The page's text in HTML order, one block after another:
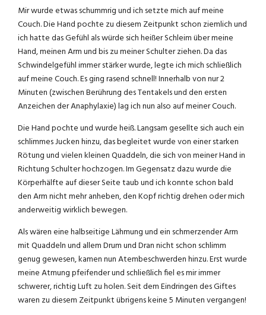
Mir wurde etwas schummrig und ich setzte mich auf meine
Couch. Die Hand pochte zu diesem Zeitpunkt schon ziemlich und
ich hatte das Gefühl als würde sich heißer Schleim über meine
Hand, meinen Arm und bis zu meiner Schulter ziehen. Da das
Schwindelgefühl immer stärker wurde, legte ich mich schließlich
auf meine Couch. Es ging rasend schnell! Innerhalb von nur 2
Minuten (zwischen Berührung des Tentakels und den ersten
Anzeichen der Anaphylaxie) lag ich nun also auf meiner Couch.
Die Hand pochte und wurde heiß. Langsam gesellte sich auch ein
schlimmes Jucken hinzu, das begleitet wurde von einer starken
Rötung und vielen kleinen Quaddeln, die sich von meiner Hand in
Richtung Schulter hochzogen. Im Gegensatz dazu wurde die
Körperhälfte auf dieser Seite taub und ich konnte schon bald
den Arm nicht mehr anheben, den Kopf richtig drehen oder mich
anderweitig wirklich bewegen.
Als wären eine halbseitige Lähmung und ein schmerzender Arm
mit Quaddeln und allem Drum und Dran nicht schon schlimm
genug gewesen, kamen nun Atembeschwerden hinzu. Erst wurde
meine Atmung pfeifender und schließlich fiel es mir immer
schwerer, richtig Luft zu holen. Seit dem Eindringen des Giftes
waren zu diesem Zeitpunkt übrigens keine 5 Minuten vergangen!